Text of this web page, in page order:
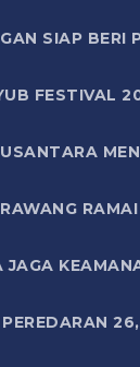
SIAP
FESTIVAL